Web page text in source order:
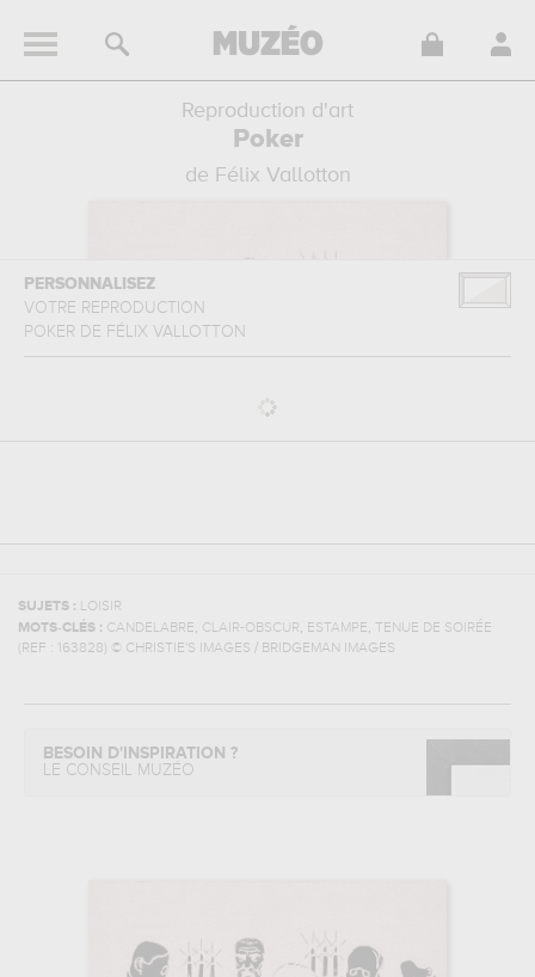
Reproduction d'art
Poker
de Félix Vallotton
PERSONNALISEZ
VOTRE REPRODUCTION
POKER DE FÉLIX VALLOTTON
SUJETS : LOISIR
MOTS-CLÉS : CANDELABRE, CLAIR-OBSCUR, ESTAMPE, TENUE DE SOIRÉE
(REF :
163828) © CHRISTIE'S IMAGES / BRIDGEMAN IMAGES
BESOIN D'INSPIRATION ?
LE CONSEIL MUZÉO